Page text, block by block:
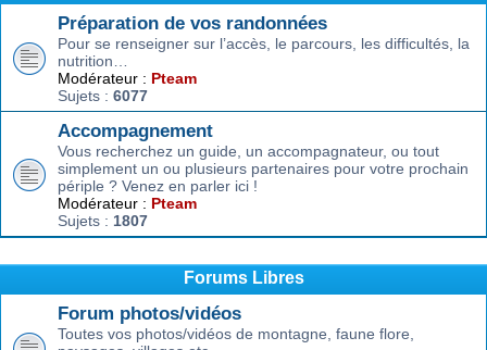
Préparation de vos randonnées
Pour se renseigner sur l’accès, le parcours, les difficultés, la
nutrition…
Modérateur : Pteam
Sujets : 6077
Accompagnement
Vous recherchez un guide, un accompagnateur, ou tout
simplement un ou plusieurs partenaires pour votre prochain
périple ? Venez en parler ici !
Modérateur : Pteam
Sujets : 1807
Forums Libres
Forum photos/vidéos
Toutes vos photos/vidéos de montagne, faune flore,